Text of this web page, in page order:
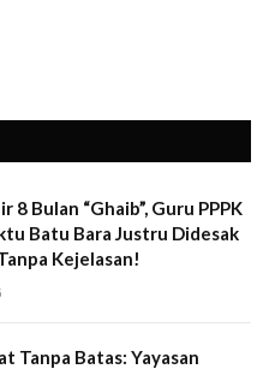
8 Bulan “Ghaib”, Guru PPPK
Batu Bara Justru Didesak
Kejelasan!
Tanpa Batas: Yayasan